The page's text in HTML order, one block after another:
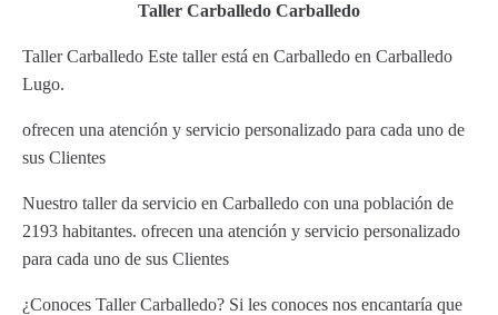
Taller Carballedo Carballedo
Taller Carballedo Este taller está en Carballedo en Carballedo
Lugo.
ofrecen una atención y servicio personalizado para cada uno de
sus Clientes
Nuestro taller da servicio en Carballedo con una población de
2193 habitantes. ofrecen una atención y servicio personalizado
para cada uno de sus Clientes
¿Conoces Taller Carballedo? Si les conoces nos encantaría que